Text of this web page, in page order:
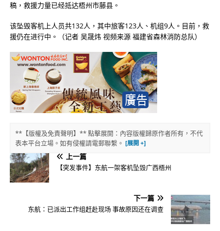
稿，救援力量已经抵达梧州市藤县。
该坠毁客机上人员共132人，其中旅客123人、机组9人。目前，救
援仍在进行中。（记者 吴晟炜 视频来源 福建省森林消防总队）
**【版權及免責聲明】** 點擊展開：內容版權歸原作者所有，不代
表本平台立場。如有侵權請電郵聯繫。
上一篇
【突发事件】东航一架客机坠毁广西梧州
下一篇
东航：已派出工作组赶赴现场 事故原因还在调查